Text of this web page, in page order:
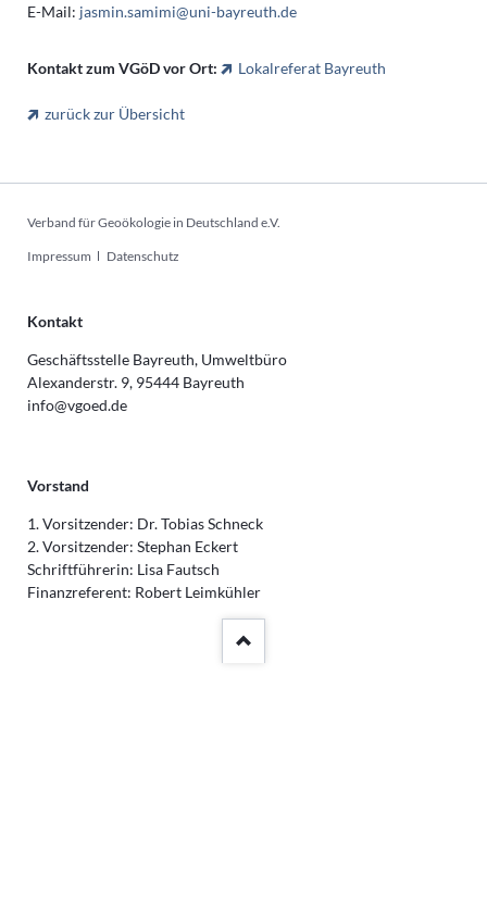
E-Mail: jasmin.samimi@uni-bayreuth.de
Kontakt zum VGöD vor Ort: Lokalreferat Bayreuth
zurück zur Übersicht
Verband für Geoökologie in Deutschland e.V.
Navigation
Impressum Datenschutz
Kontakt
Geschäftsstelle Bayreuth, Umweltbüro
Alexanderstr. 9, 95444 Bayreuth
info@vgoed.de
Vorstand
1. Vorsitzender: Dr. Tobias Schneck
2. Vorsitzender: Stephan Eckert
Schriftführerin: Lisa Fautsch
Finanzreferent: Robert Leimkühler